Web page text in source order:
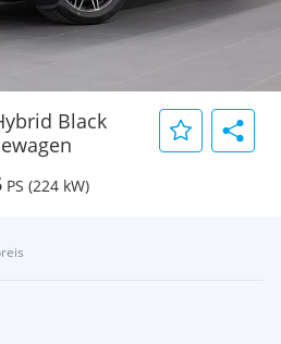
Black
PS (224 kW)